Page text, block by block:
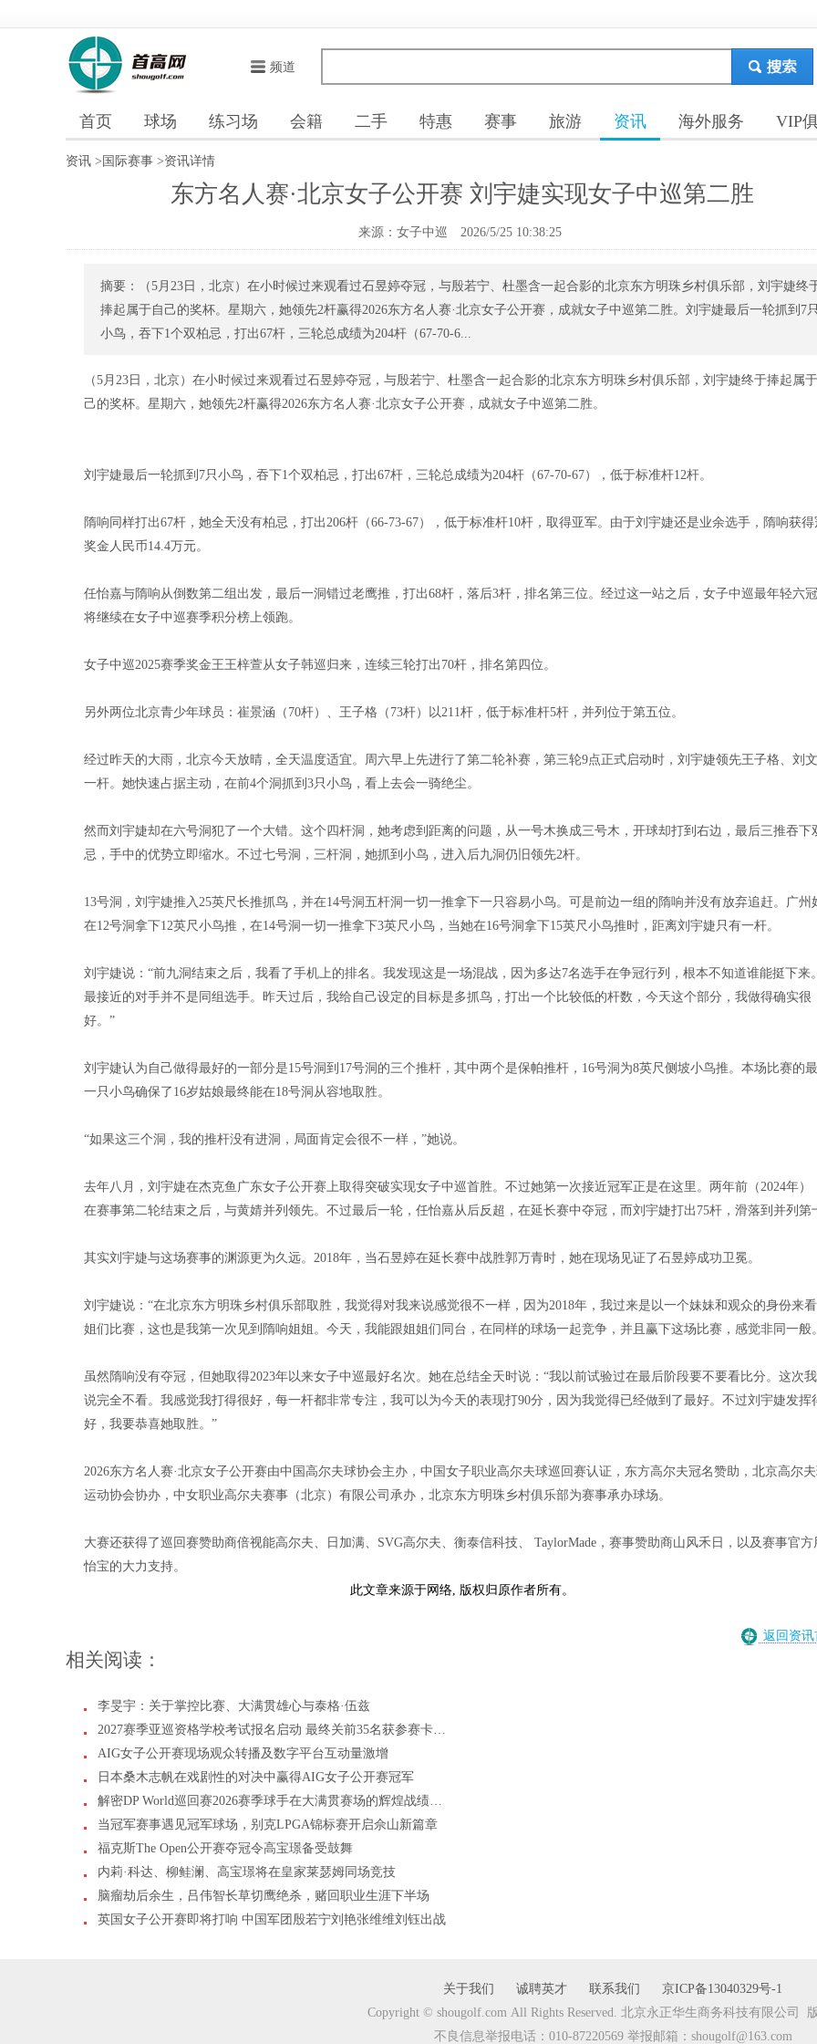
频道
首页 球场 练习场 会籍 二手 特惠 赛事 旅游 资讯 海外服务 VIP
资讯 > 国际赛事 >资讯详情
东方名人赛·北京女子公开赛 刘宇婕实现女子中巡第二胜
来源：女子中巡 2026/5/25 10:38:25
摘要：（5月23日，北京）在小时候过来观看过石昱婷夺冠，与殷若宁、杜墨含一起合影的北京东方明珠乡村俱乐部，刘宇婕终
捧起属于自己的奖杯。星期六，她领先2杆赢得2026东方名人赛·北京女子公开赛，成就女子中巡第二胜。刘宇婕最后一轮抓到7只
小鸟，吞下1个双柏忌，打出67杆，三轮总成绩为204杆（67-70-6...
（5月23日，北京）在小时候过来观看过石昱婷夺冠，与殷若宁、杜墨含一起合影的北京东方明珠乡村俱乐部，刘宇婕终于捧起属
己的奖杯。星期六，她领先2杆赢得2026东方名人赛·北京女子公开赛，成就女子中巡第二胜。
刘宇婕最后一轮抓到7只小鸟，吞下1个双柏忌，打出67杆，三轮总成绩为204杆（67-70-67），低于标准杆12杆。
隋响同样打出67杆，她全天没有柏忌，打出206杆（66-73-67），低于标准杆10杆，取得亚军。由于刘宇婕还是业余选手，隋响获
奖金人民币14.4万元。
任怡嘉与隋响从倒数第二组出发，最后一洞错过老鹰推，打出68杆，落后3杆，排名第三位。经过这一站之后，女子中巡最年轻六
将继续在女子中巡赛季积分榜上领跑。
女子中巡2025赛季奖金王王梓萱从女子韩巡归来，连续三轮打出70杆，排名第四位。
另外两位北京青少年球员：崔景涵（70杆）、王子格（73杆）以211杆，低于标准杆5杆，并列位于第五位。
经过昨天的大雨，北京今天放晴，全天温度适宜。周六早上先进行了第二轮补赛，第三轮9点正式启动时，刘宇婕领先王子格、刘
一杆。她快速占据主动，在前4个洞抓到3只小鸟，看上去会一骑绝尘。
然而刘宇婕却在六号洞犯了一个大错。这个四杆洞，她考虑到距离的问题，从一号木换成三号木，开球却打到右边，最后三推吞下
忌，手中的优势立即缩水。不过七号洞，三杆洞，她抓到小鸟，进入后九洞仍旧领先2杆。
13号洞，刘宇婕推入25英尺长推抓鸟，并在14号洞五杆洞一切一推拿下一只容易小鸟。可是前边一组的隋响并没有放弃追赶。广州
在12号洞拿下12英尺小鸟推，在14号洞一切一推拿下3英尺小鸟，当她在16号洞拿下15英尺小鸟推时，距离刘宇婕只有一杆。
刘宇婕说：“前九洞结束之后，我看了手机上的排名。我发现这是一场混战，因为多达7名选手在争冠行列，根本不知道谁能挺下来
最接近的对手并不是同组选手。昨天过后，我给自己设定的目标是多抓鸟，打出一个比较低的杆数，今天这个部分，我做得确实很
好。”
刘宇婕认为自己做得最好的一部分是15号洞到17号洞的三个推杆，其中两个是保帕推杆，16号洞为8英尺侧坡小鸟推。本场比赛的
一只小鸟确保了16岁姑娘最终能在18号洞从容地取胜。
“如果这三个洞，我的推杆没有进洞，局面肯定会很不一样，”她说。
去年八月，刘宇婕在杰克鱼广东女子公开赛上取得突破实现女子中巡首胜。不过她第一次接近冠军正是在这里。两年前（2024年）
在赛事第二轮结束之后，与黄婧并列领先。不过最后一轮，任怡嘉从后反超，在延长赛中夺冠，而刘宇婕打出75杆，滑落到并列第
其实刘宇婕与这场赛事的渊源更为久远。2018年，当石昱婷在延长赛中战胜郭万青时，她在现场见证了石昱婷成功卫冕。
刘宇婕说：“在北京东方明珠乡村俱乐部取胜，我觉得对我来说感觉很不一样，因为2018年，我过来是以一个妹妹和观众的身份来看
姐们比赛，这也是我第一次见到隋响姐姐。今天，我能跟姐姐们同台，在同样的球场一起竞争，并且赢下这场比赛，感觉非同一般
虽然隋响没有夺冠，但她取得2023年以来女子中巡最好名次。她在总结全天时说：“我以前试验过在最后阶段要不要看比分。这次
说完全不看。我感觉我打得很好，每一杆都非常专注，我可以为今天的表现打90分，因为我觉得已经做到了最好。不过刘宇婕发挥
好，我要恭喜她取胜。”
2026东方名人赛·北京女子公开赛由中国高尔夫球协会主办，中国女子职业高尔夫球巡回赛认证，东方高尔夫冠名赞助，北京高尔
运动协会协办，中女职业高尔夫赛事（北京）有限公司承办，北京东方明珠乡村俱乐部为赛事承办球场。
大赛还获得了巡回赛赞助商倍视能高尔夫、日加满、SVG高尔夫、衡泰信科技、 TaylorMade，赛事赞助商山风禾日，以及赛事官方
怡宝的大力支持。
此文章来源于网络, 版权归原作者所有。
返回资讯
相关阅读：
李旻宇：关于掌控比赛、大满贯雄心与泰格·伍兹
2027赛季亚巡资格学校考试报名启动 最终关前35名获参赛卡…
AIG女子公开赛现场观众转播及数字平台互动量激增
日本桑木志帆在戏剧性的对决中赢得AIG女子公开赛冠军
解密DP World巡回赛2026赛季球手在大满贯赛场的辉煌战绩…
当冠军赛事遇见冠军球场，别克LPGA锦标赛开启佘山新篇章
福克斯The Open公开赛夺冠令高宝璟备受鼓舞
内莉·科达、柳鲑澜、高宝璟将在皇家莱瑟姆同场竞技
脑瘤劫后余生，吕伟智长草切鹰绝杀，赌回职业生涯下半场
英国女子公开赛即将打响 中国军团殷若宁刘艳张维维刘钰出战
关于我们 诚聘英才 联系我们
京ICP备13040329号-1
Copyright © shougolf.com All Rights Reserved. 北京永正华生商务科技有限公司
不良信息举报电话：010-87220569 举报邮箱：shougolf@163.com